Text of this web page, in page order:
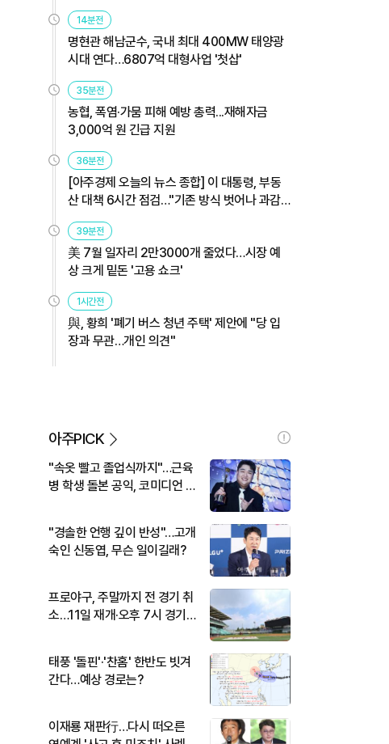
14분전
명현관 해남군수, 국내 최대 400MW 태양광
시대 연다…6807억 대형사업 '첫삽'
35분전
농협, 폭염·가뭄 피해 예방 총력...재해자금
3,000억 원 긴급 지원
36분전
[아주경제 오늘의 뉴스 종합] 이 대통령, 부동
산 대책 6시간 점검…"기존 방식 벗어나 과감
히 실행" 外
39분전
美 7월 일자리 2만3000개 줄었다…시장 예
상 크게 밑돈 '고용 쇼크'
1시간전
與, 황희 '폐기 버스 청년 주택' 제안에 "당 입
장과 무관…개인 의견"
아주PICK
"속옷 빨고 졸업식까지"…근육
병 학생 돌본 공익, 코미디언 김
"경솔한 언행 깊이 반성"…고개
숙인 신동엽, 무슨 일이길래?
프로야구, 주말까지 전 경기 취
소…11일 재개·오후 7시 경기
태풍 '돌핀'·'찬홈' 한반도 빗겨
간다…예상 경로는?
이재룡 재판行…다시 떠오른